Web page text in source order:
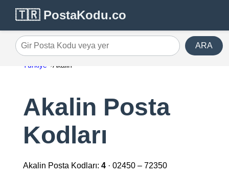
🇹🇷 PostaKodu.co
Gir Posta Kodu veya yer ARA
Türkiye Akalin
Akalin Posta
Kodları
Akalin Posta Kodları: 4· 02450 – 72350